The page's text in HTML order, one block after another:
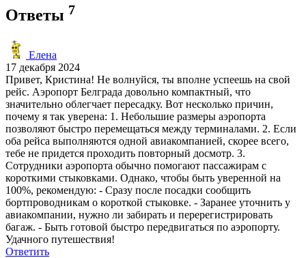
Ответы 7
Елена
17 декабря 2024
Привет, Кристина! Не волнуйся, ты вполне успеешь на свой
рейс. Аэропорт Белграда довольно компактный, что
значительно облегчает пересадку. Вот несколько причин,
почему я так уверена: 1. Небольшие размеры аэропорта
позволяют быстро перемещаться между терминалами. 2. Если
оба рейса выполняются одной авиакомпанией, скорее всего,
тебе не придется проходить повторный досмотр. 3.
Сотрудники аэропорта обычно помогают пассажирам с
короткими стыковками. Однако, чтобы быть уверенной на
100%, рекомендую: - Сразу после посадки сообщить
бортпроводникам о короткой стыковке. - Заранее уточнить у
авиакомпании, нужно ли забирать и перерегистрировать
багаж. - Быть готовой быстро передвигаться по аэропорту.
Удачного путешествия!
Ответить